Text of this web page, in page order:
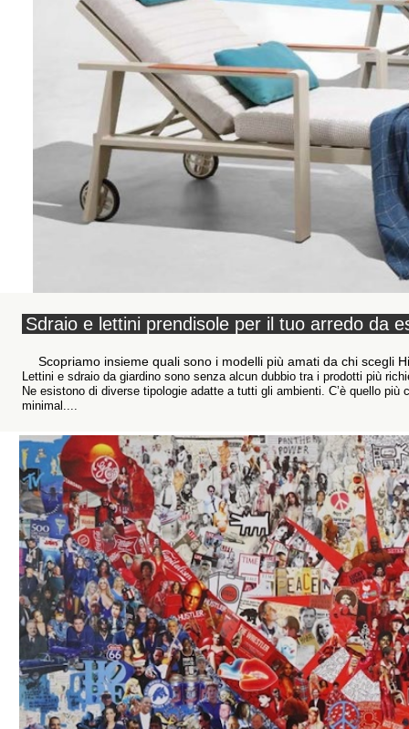
Sdraio e lettini prendisole per il tuo arredo da
Scopriamo insieme quali sono i modelli più amati da chi scegli
Lettini e sdraio da giardino sono senza alcun dubbio tra i prodotti più
Ne esistono di diverse tipologie adatte a tutti gli ambienti. C’è quello
minimal....